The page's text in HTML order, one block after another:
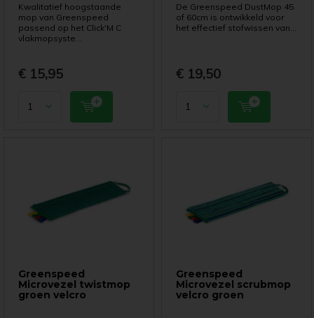
Kwalitatief hoogstaande
mop van Greenspeed
passend op het Click'M C
vlakmopsyste...
€ 15,95
De Greenspeed DustMop 45
of 60cm is ontwikkeld voor
het effectief stofwissen van...
€ 19,50
Greenspeed
Microvezel twistmop
groen velcro
Greenspeed
Microvezel scrubmop
velcro groen